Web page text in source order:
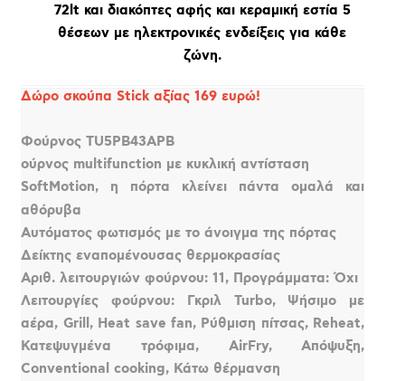
72lt και διακόπτες αφής και κεραμική εστία 5
θέσεων με ηλεκτρονικές ενδείξεις για κάθε
ζώνη.
Δώρο σκούπα Stick αξίας 169 ευρώ!
Φούρνος TU5PB43APB
ούρνος multifunction με κυκλική αντίσταση
SoftMotion, η πόρτα κλείνει πάντα ομαλά και
αθόρυβα
Αυτόματος φωτισμός με το άνοιγμα της πόρτας
Δείκτης εναπομένουσας θερμοκρασίας
Αριθ. λειτουργιών φούρνου: 11, Προγράμματα: Όχι
Λειτουργίες φούρνου: Γκριλ Turbo, Ψήσιμο με
αέρα, Grill, Heat save fan, Ρύθμιση πίτσας, Reheat,
Κατεψυγμένα τρόφιμα, AirFry, Απόψυξη,
Conventional cooking, Κάτω θέρμανση